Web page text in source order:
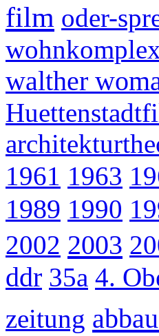
film oder-
walther
1961 1963
1989 1990
2002 2003
ddr 35a 4.
zeitung